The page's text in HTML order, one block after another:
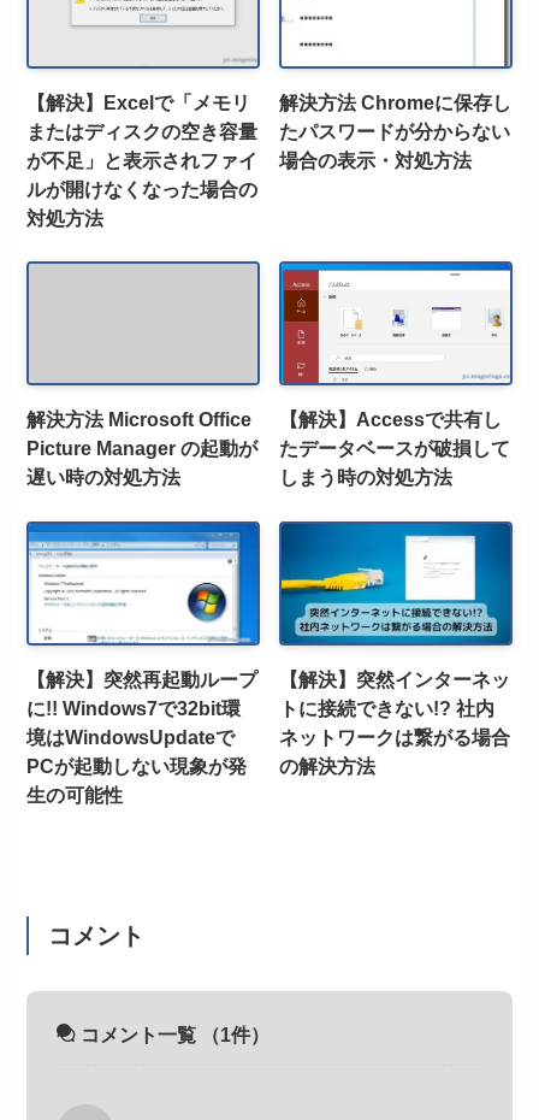
【解決】Excelで「メモリ
またはディスクの空き容量
が不足」と表示されファイ
ルが開けなくなった場合の
対処方法
解決方法 Chromeに保存し
たパスワードが分からない
場合の表示・対処方法
解決方法 Microsoft Office
Picture Manager の起動が
遅い時の対処方法
【解決】Accessで共有し
たデータベースが破損して
しまう時の対処方法
【解決】突然再起動ループ
に!! Windows7で32bit環
境はWindowsUpdateで
PCが起動しない現象が発
生の可能性
【解決】突然インターネッ
トに接続できない!? 社内
ネットワークは繋がる場合
の解決方法
コメント
コメント一覧 （1件）